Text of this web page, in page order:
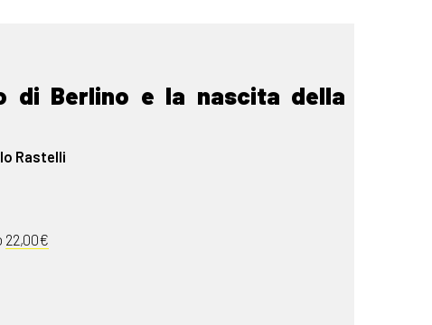
di Berlino e la nascita della
Rastelli
22,00€